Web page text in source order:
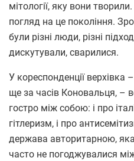
мітології, яку вони
погляд на це покоління.
були різні люди, різні
дискутували, сварилися.
У кореспонденції верхівка
ще за часів Коновальця, –
гостро між собою: і про
гітлеризм, і про
держава авторитарною,
часто не погоджувалися